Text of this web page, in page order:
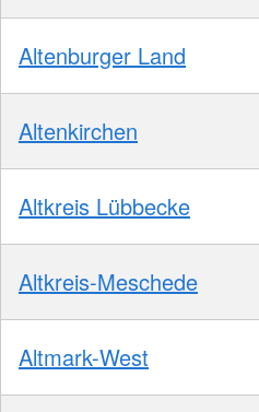
Altenburger Land
Altenkirchen
Altkreis Lübbecke
Altkreis-Meschede
Altmark-West